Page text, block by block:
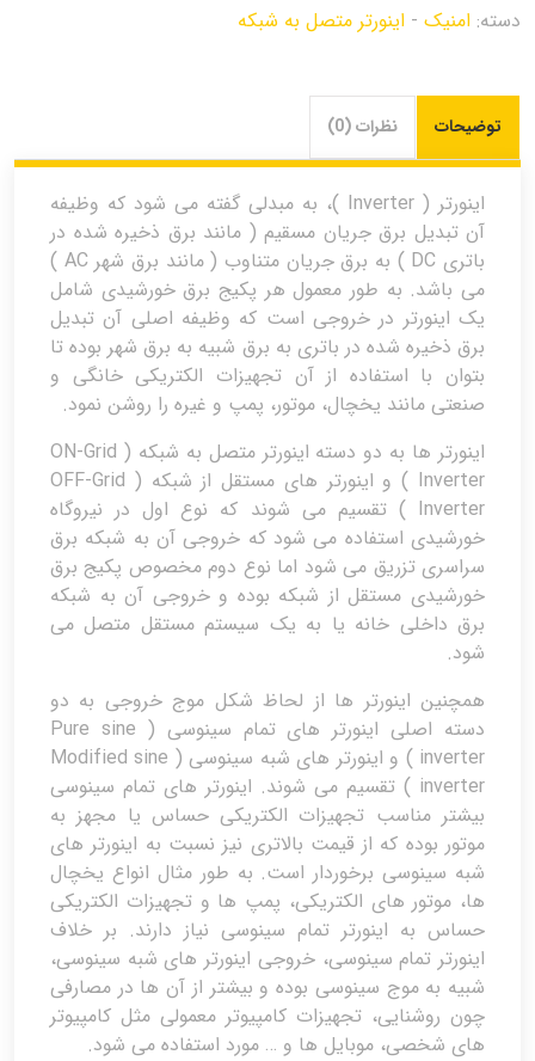
دسته: امنیک - اینورتر متصل به شبکه
توضیحات نظرات (0)
اینورتر ( Inverter )، به مبدلی گفته می شود که وظیفه
آن تبدیل برق جریان مسقیم ( مانند برق ذخیره شده در
باتری DC ) به برق جریان متناوب ( مانند برق شهر AC )
می باشد. به طور معمول هر پکیج برق خورشیدی شامل
یک اینورتر در خروجی است که وظیفه اصلی آن تبدیل
برق ذخیره شده در باتری به برق شبیه به برق شهر بوده تا
بتوان با استفاده از آن تجهیزات الکتریکی خانگی و
صنعتی مانند یخچال، موتور، پمپ و غیره را روشن نمود.
اینورتر ها به دو دسته اینورتر متصل به شبکه ( ON-Grid
Inverter ) و اینورتر های مستقل از شبکه ( OFF-Grid
Inverter ) تقسیم می شوند که نوع اول در نیروگاه
خورشیدی استفاده می شود که خروجی آن به شبکه برق
سراسری تزریق می شود اما نوع دوم مخصوص پکیج برق
خورشیدی مستقل از شبکه بوده و خروجی آن به شبکه
برق داخلی خانه یا به یک سیستم مستقل متصل می
شود.
همچنین اینورتر ها از لحاظ شکل موج خروجی به دو
دسته اصلی اینورتر های تمام سینوسی ( Pure sine
inverter ) و اینورتر های شبه سینوسی ( Modified sine
inverter ) تقسیم می شوند. اینورتر های تمام سینوسی
بیشتر مناسب تجهیزات الکتریکی حساس یا مجهز به
موتور بوده که از قیمت بالاتری نیز نسبت به اینورتر های
شبه سینوسی برخوردار است. به طور مثال انواع یخچال
ها، موتور های الکتریکی، پمپ ها و تجهیزات الکتریکی
حساس به اینورتر تمام سینوسی نیاز دارند. بر خلاف
اینورتر تمام سینوسی، خروجی اینورتر های شبه سینوسی،
شبیه به موج سینوسی بوده و بیشتر از آن ها در مصارفی
چون روشنایی، تجهیزات کامپیوتر معمولی مثل کامپیوتر
های شخصی، موبایل ها و … مورد استفاده می شود.